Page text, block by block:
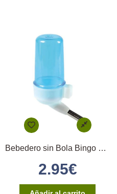
Bebedero sin Bola Bingo 50 cc B/A STA
2.95€